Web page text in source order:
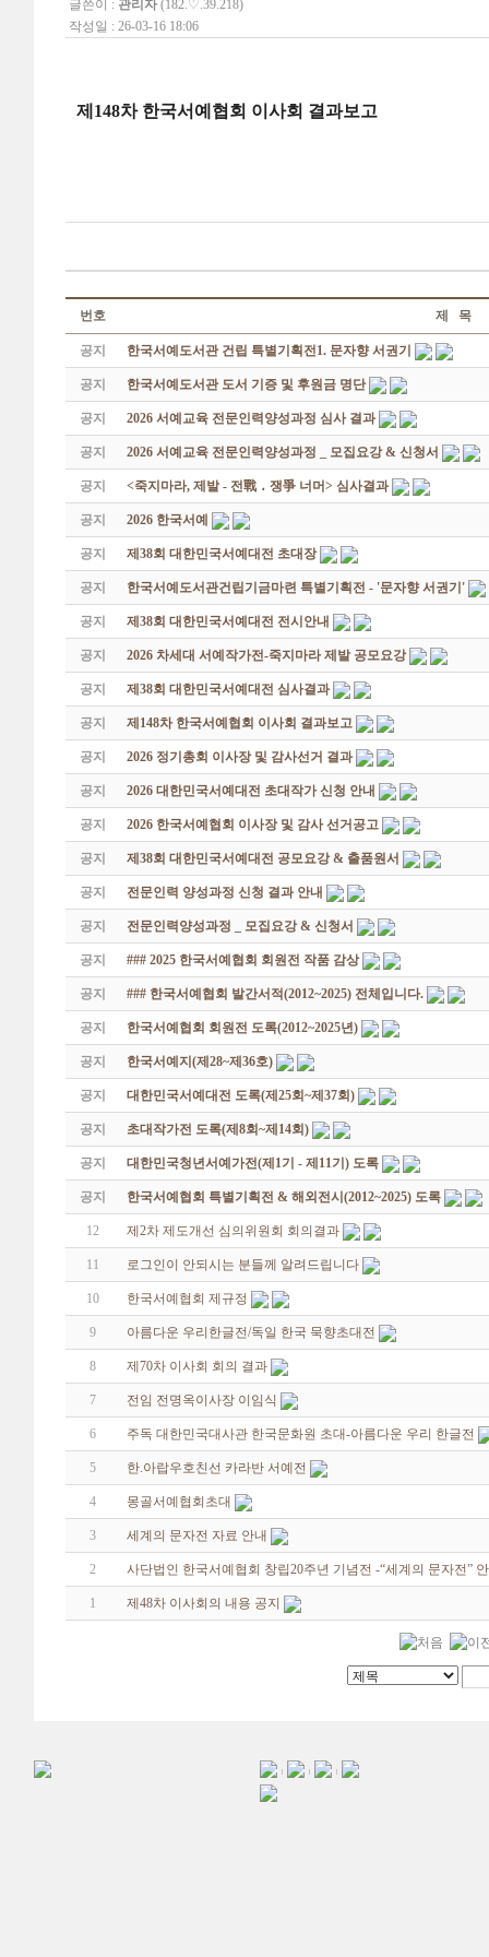
글쓴이 : 관리자 (182.♡.39.218)
작성일 : 26-03-16 18:06
제148차 한국서예협회 이사회 결과보고
번호 제 목
공지 한국서예도서관 건립 특별기획전1. 문자향 서권기
공지 한국서예도서관 도서 기증 및 후원금 명단
공지 2026 서예교육 전문인력양성과정 심사 결과
공지 2026 서예교육 전문인력양성과정 _ 모집요강 & 신청서
공지 <죽지마라, 제발 - 전戰 ․ 쟁爭 너머> 심사결과
공지 2026 한국서예
공지 제38회 대한민국서예대전 초대장
공지 한국서예도서관건립기금마련 특별기획전 - '문자향 서권기'
공지 제38회 대한민국서예대전 전시안내
공지 2026 차세대 서예작가전-죽지마라 제발 공모요강
공지 제38회 대한민국서예대전 심사결과
공지 제148차 한국서예협회 이사회 결과보고
공지 2026 정기총회 이사장 및 감사선거 결과
공지 2026 대한민국서예대전 초대작가 신청 안내
공지 2026 한국서예협회 이사장 및 감사 선거공고
공지 제38회 대한민국서예대전 공모요강 & 출품원서
공지 전문인력 양성과정 신청 결과 안내
공지 전문인력양성과정 _ 모집요강 & 신청서
공지 ### 2025 한국서예협회 회원전 작품 감상
공지 ### 한국서예협회 발간서적(2012~2025) 전체입니다.
공지 한국서예협회 회원전 도록(2012~2025년)
공지 한국서예지(제28~제36호)
공지 대한민국서예대전 도록(제25회~제37회)
공지 초대작가전 도록(제8회~제14회)
공지 대한민국청년서예가전(제1기 - 제11기) 도록
공지 한국서예협회 특별기획전 & 해외전시(2012~2025) 도록
12 제2차 제도개선 심의위원회 회의결과
11 로그인이 안되시는 분들께 알려드립니다
10 한국서예협회 제규정
9 아름다운 우리한글전/독일 한국 묵향초대전
8 제70차 이사회 회의 결과
7 전임 전명옥이사장 이임식
6 주독 대한민국대사관 한국문화원 초대-아름다운 우리 한글전
5 한.아랍우호친선 카라반 서예전
4 몽골서예협회초대
3 세계의 문자전 자료 안내
2 사단법인 한국서예협회 창립20주년 기념전 -“세계의 문자전”
1 제48차 이사회의 내용 공지